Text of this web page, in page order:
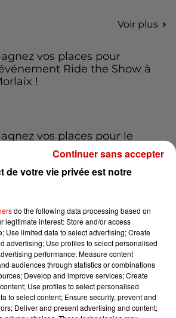
Voir plus
vos places pour
Ride the Show à
!
vos places pour le
Marché Gourmand 2026
Duel - Gagnez vos entrées
le parc animalier de votre
!
Vacances - Gagnez
séjour en famille au cœur
de votre vie privée est notre
do the following data processing based on
legitimate interest: Store and/or access
Use limited data to select advertising; Create
advertising; Use profiles to select personalised
performance; Measure content
audiences through statistics or combinations
Develop and improve services; Create
Use profiles to select personalised
to select content; Ensure security, prevent and
Deliver and present advertising and content;
Continuer sans accepter